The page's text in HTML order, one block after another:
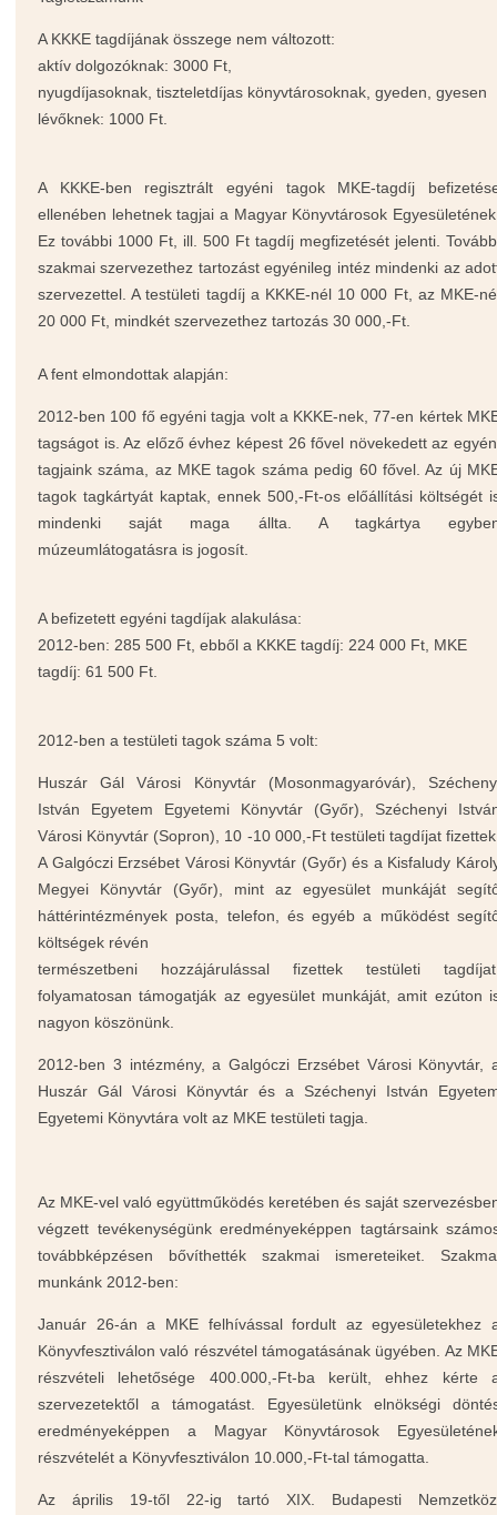
A KKKE tagdíjának összege nem változott:
aktív dolgozóknak: 3000 Ft,
nyugdíjasoknak, tiszteletdíjas könyvtárosoknak, gyeden, gyesen
lévőknek: 1000 Ft.
A KKKE-ben regisztrált egyéni tagok MKE-tagdíj
ellenében lehetnek tagjai a Magyar Könyvtárosok
Ez további 1000 Ft, ill. 500 Ft tagdíj megfizetését jelenti.
szakmai szervezethez tartozást egyénileg intéz mindenki az
szervezettel. A testületi tagdíj a KKKE-nél 10 000 Ft, az MKE-
20 000 Ft, mindkét szervezethez tartozás 30 000,-Ft.
A fent elmondottak alapján:
2012-ben 100 fő egyéni tagja volt a KKKE-nek, 77-en kértek
tagságot is. Az előző évhez képest 26 fővel növekedett az
tagjaink száma, az MKE tagok száma pedig 60 fővel.Az új
tagok tagkártyát kaptak, ennek 500,-Ft-os előállítási költségét
mindenki saját maga állta. A tagkártya
múzeumlátogatásra is jogosít.
A befizetett egyéni tagdíjak alakulása:
2012-ben: 285 500 Ft, ebből a KKKE tagdíj: 224 000 Ft, MKE
tagdíj: 61 500 Ft.
2012-ben a testületi tagok száma 5 volt:
Huszár Gál Városi Könyvtár (Mosonmagyaróvár),
István Egyetem Egyetemi Könyvtár (Győr), Széchenyi
Városi Könyvtár (Sopron), 10 -10 000,-Ft testületi tagdíjat
A Galgóczi Erzsébet Városi Könyvtár (Győr) és a Kisfaludy
Megyei Könyvtár (Győr), mint az egyesület munkáját
háttérintézmények posta, telefon, és egyéb a működést
költségek révén
természetbeni hozzájárulással fizettek testületi
folyamatosan támogatják az egyesület munkáját, amit ezúton
nagyon köszönünk.
2012-ben 3 intézmény, a Galgóczi Erzsébet Városi Könyvtár,
Huszár Gál Városi Könyvtár és a Széchenyi István
Egyetemi Könyvtára volt az MKE testületi tagja.
Az MKE-vel való együttműködés keretében és saját
végzett tevékenységünk eredményeképpen tagtársaink
továbbképzésen bővíthették szakmai ismereteiket.
munkánk 2012-ben:
Január 26-án a MKE felhívással fordult az egyesületekhez
Könyvfesztiválon való részvétel támogatásának ügyében. Az
részvételi lehetősége 400.000,-Ft-ba került, ehhez kérte
szervezetektől a támogatást. Egyesületünk elnökségi
eredményeképpen a Magyar Könyvtárosok
részvételét a Könyvfesztiválon 10.000,-Ft-tal támogatta.
Az április 19-től 22-ig tartó XIX. Budapesti